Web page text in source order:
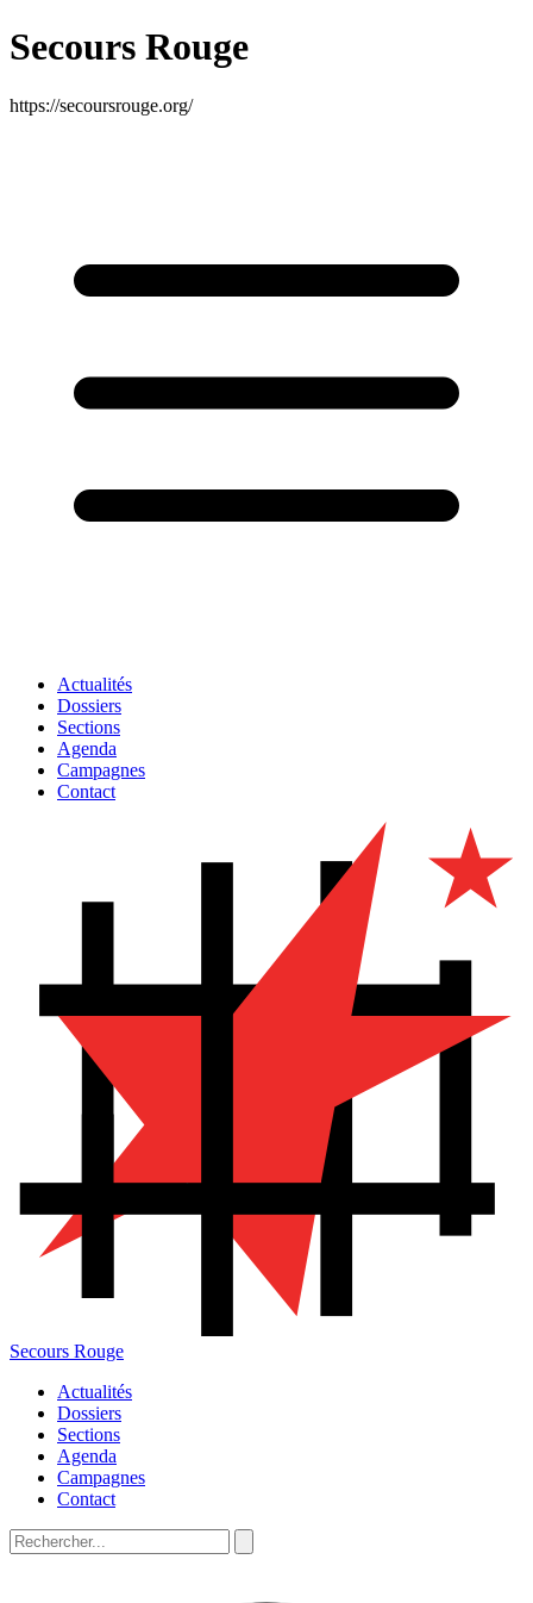
Secours Rouge
https://secoursrouge.org/
Actualités
Dossiers
Sections
Agenda
Campagnes
Contact
Secours Rouge
Actualités
Dossiers
Sections
Agenda
Campagnes
Contact